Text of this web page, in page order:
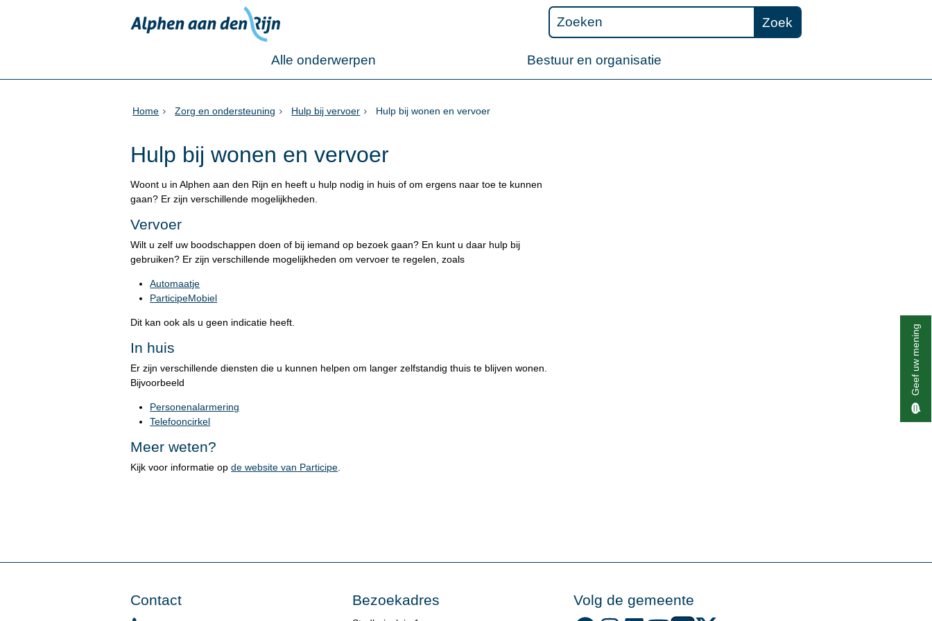
Zoek
Alle onderwerpen Bestuur en organisatie
Home Zorg en ondersteuning Hulp bij vervoer Hulp bij wonen en vervoer
Hulp bij wonen en vervoer
Woont u in Alphen aan den Rijn en heeft u hulp nodig in huis of om ergens naar toe te kunnen
gaan? Er zijn verschillende mogelijkheden.
Vervoer
Wilt u zelf uw boodschappen doen of bij iemand op bezoek gaan? En kunt u daar hulp bij
gebruiken? Er zijn verschillende mogelijkheden om vervoer te regelen, zoals
Automaatje
ParticipeMobiel
Dit kan ook als u geen indicatie heeft.
In huis
Er zijn verschillende diensten die u kunnen helpen om langer zelfstandig thuis te blijven wonen.
Bijvoorbeeld
Personenalarmering
Telefooncirkel
Meer weten?
Kijk voor informatie opde website van Participe
Contact Bezoekadres Volg de gemeente
Geef uw mening